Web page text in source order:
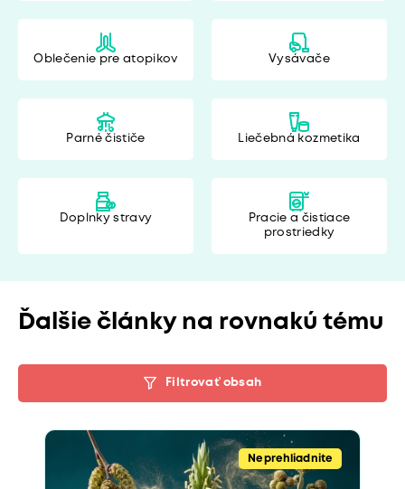
Oblečenie pre atopikov Vysávače
Parné čističe Liečebná kozmetika
Doplnky stravy
Pracie a čistiace
prostriedky
Ďalšie články na rovnakú tému
Filtrovať obsah
Neprehliadnite